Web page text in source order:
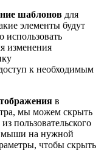
шаблонов для
элементы будут
использовать
изменения
к необходимым
в
мы можем скрыть
пользовательского
мыши на нужной
чтобы скрыть